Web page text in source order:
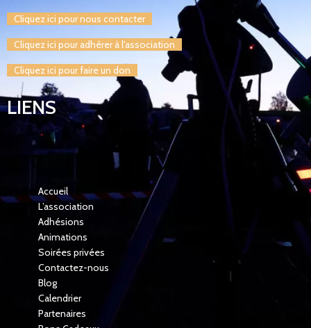
Cliquez ici pour nous contacter
Cliquez ici pour adhérer à l'association
Cliquez ici pour faire un don
LIENS
Accueil
L’association
Adhésions
Animations
Soirées privées
Contactez-nous
Blog
Calendrier
Partenaires